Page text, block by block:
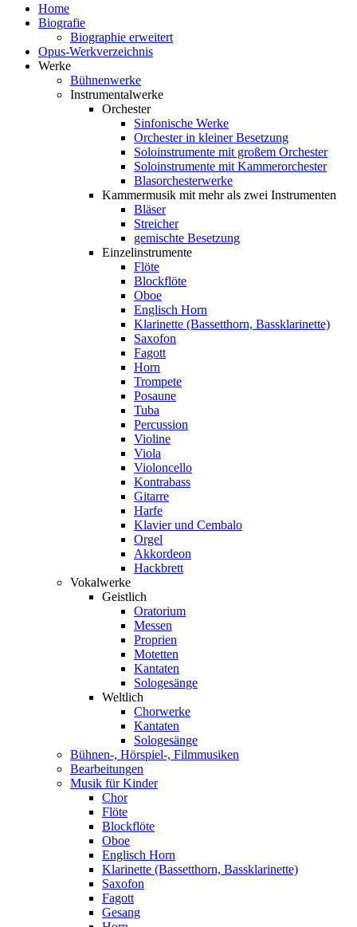
Home
Biografie
Biographie erweitert
Opus-Werkverzeichnis
Werke
Bühnenwerke
Instrumentalwerke
Orchester
Sinfonische Werke
Orchester in kleiner Besetzung
Soloinstrumente mit großem Orchester
Soloinstrumente mit Kammerorchester
Blasorchesterwerke
Kammermusik mit mehr als zwei Instrumenten
Bläser
Streicher
gemischte Besetzung
Einzelinstrumente
Flöte
Blockflöte
Oboe
Englisch Horn
Klarinette (Bassetthorn, Bassklarinette)
Saxofon
Fagott
Horn
Trompete
Posaune
Tuba
Percussion
Violine
Viola
Violoncello
Kontrabass
Gitarre
Harfe
Klavier und Cembalo
Orgel
Akkordeon
Hackbrett
Vokalwerke
Geistlich
Oratorium
Messen
Proprien
Motetten
Kantaten
Sologesänge
Weltlich
Chorwerke
Kantaten
Sologesänge
Bühnen-, Hörspiel-, Filmmusiken
Bearbeitungen
Musik für Kinder
Chor
Flöte
Blockflöte
Oboe
Englisch Horn
Klarinette (Bassetthorn, Bassklarinette)
Saxofon
Fagott
Gesang